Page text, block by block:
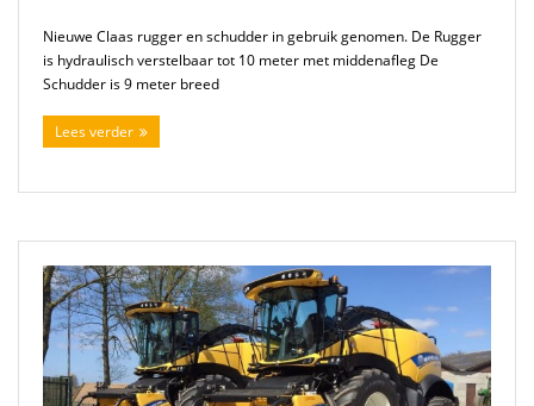
Nieuwe Claas rugger en schudder in gebruik genomen. De Rugger
is hydraulisch verstelbaar tot 10 meter met middenafleg De
Schudder is 9 meter breed
Lees verder